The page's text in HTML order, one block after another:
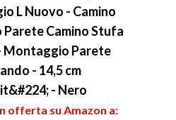
L Nuovo - Camino
Camino Stufa
Montaggio Parete
- 14,5 cm
- Nero
offerta su Amazon a: